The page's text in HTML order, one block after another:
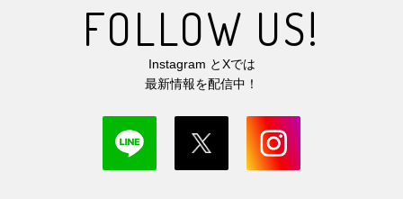
FOLLOW US!
Instagram とXでは
最新情報を配信中！